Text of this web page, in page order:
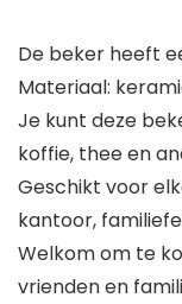
De beker heeft
Materiaal:
Je kunt deze
koffie, thee en
Geschikt voor
kantoor,
Welkom om te
vrienden en